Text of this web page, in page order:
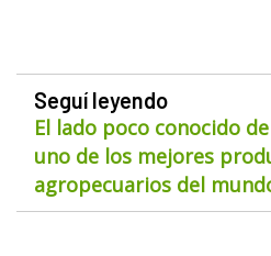
Seguí leyendo
El lado poco conocido
uno de los mejores
agropecuarios del